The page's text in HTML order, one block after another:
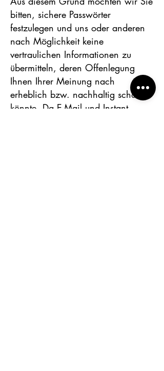
bitten, sichere Passwörter
festzulegen und uns oder anderen
nach Möglichkeit keine
vertraulichen Informationen zu
übermitteln, deren Offenlegung
Ihnen Ihrer Meinung nach
erheblich bzw. nachhaltig schaden
könnte. Da E-Mail und Instant